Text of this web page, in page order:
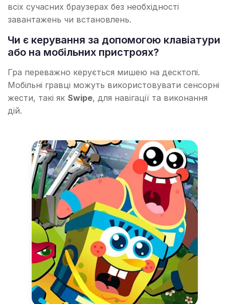
всіх сучасних браузерах без необхідності
завантажень чи встановлень.
Чи є керування за допомогою клавіатури
або на мобільних пристроях?
Гра переважно керується мишею на десктопі.
Мобільні гравці можуть використовувати сенсорні
жести, такі як Swipe, для навігації та виконання
дій.